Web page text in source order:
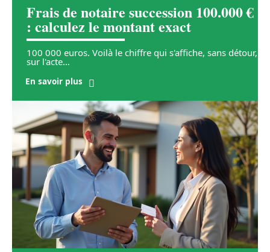
Frais de notaire succession 100.000 €
: calculez le montant exact
100 000 euros. Voilà le chiffre qui s'affiche, sans détour,
sur l'acte…
En savoir plus